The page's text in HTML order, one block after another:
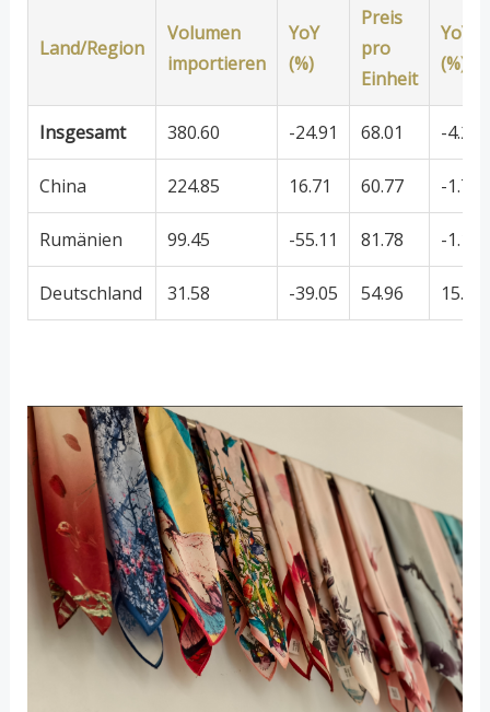
Land/Region
Volumen
importieren
YoY
(%)
Preis
pro
Einheit
YoY
(%)
Insgesamt 380.60 -24.91 68.01 -4.25
China 224.85 16.71 60.77 -1.71
Rumänien 99.45 -55.11 81.78 -1.18
Deutschland 31.58 -39.05 54.96 15.94